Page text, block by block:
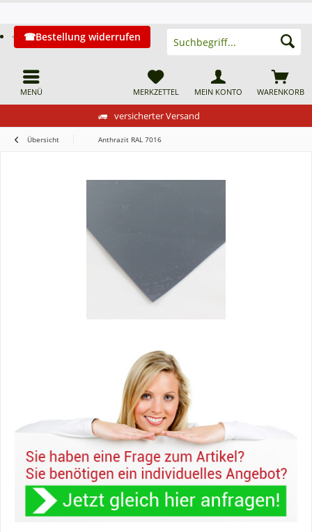
versicherter Versand
MENÜ
Bestellung widerrufen
WARENKORB
MERKZETTEL MEIN KONTO
Übersicht Anthrazit RAL 7016